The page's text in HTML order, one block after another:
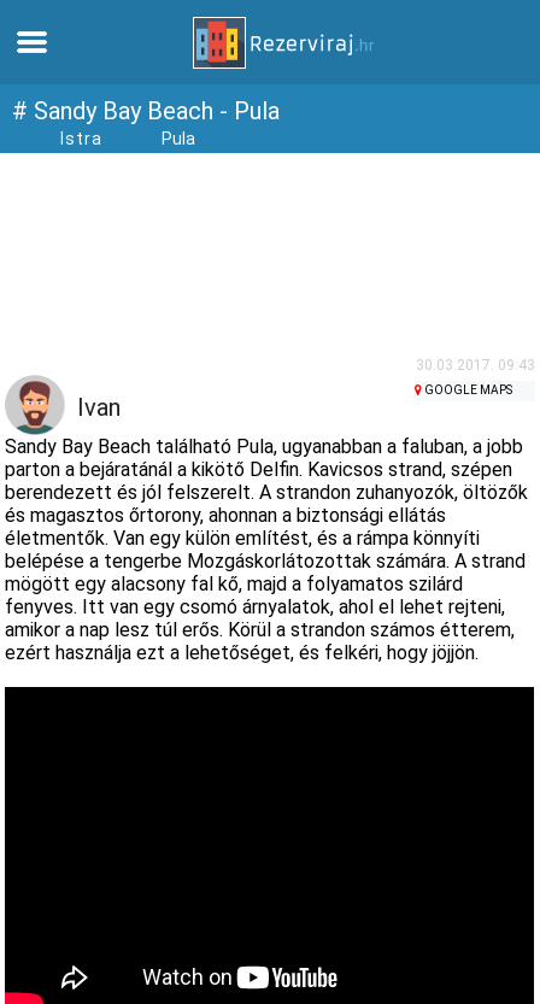
Otthon
webcams
Ismerkedjen meg Horvátországgal
múzeumok
# Sandy Bay Beach - Pula
Istra Pula
30.03.2017. 09:43
Ivan
GOOGLE MAPS
Sandy Bay Beach található Pula, ugyanabban a faluban, a jobb
parton a bejáratánál a kikötő Delfin. Kavicsos strand, szépen
berendezett és jól felszerelt. A strandon zuhanyozók, öltözők
és magasztos őrtorony, ahonnan a biztonsági ellátás
életmentők. Van egy külön említést, és a rámpa könnyíti
belépése a tengerbe Mozgáskorlátozottak számára. A strand
mögött egy alacsony fal kő, majd a folyamatos szilárd
fenyves. Itt van egy csomó árnyalatok, ahol el lehet rejteni,
amikor a nap lesz túl erős. Körül a strandon számos étterem,
ezért használja ezt a lehetőséget, és felkéri, hogy jöjjön.